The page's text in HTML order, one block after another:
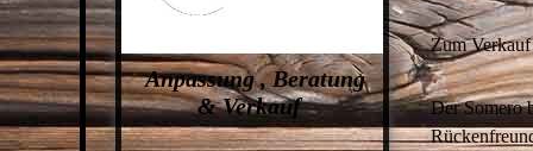
Anpassung , Beratung
& Verkauf
Zum
Der Somero